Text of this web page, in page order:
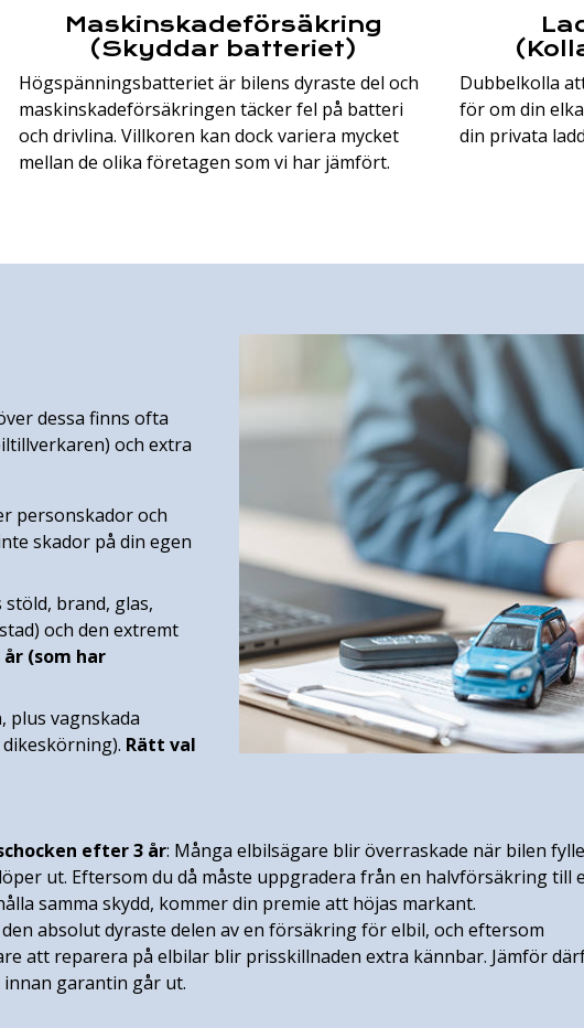
Maskinskadeförsäkring
(Skyddar batteriet)
Högspänningsbatteriet är bilens dyraste del och
maskinskadeförsäkringen täcker fel på batteri
och drivlina. Villkoren kan dock variera mycket
mellan de olika företagen som vi har jämfört.
Dubbelkolla
för om din
din privata
dessa finns ofta
och extra
personskador och
skador på din egen
brand, glas,
och den extremt
(som har
plus vagnskada
Rätt val
efter 3 år: Många elbilsägare blir överraskade när bilen
ut. Eftersom du då måste uppgradera från en halvförsäkring till
samma skydd, kommer din premie att höjas markant.
absolut dyraste delen av en försäkring för elbil, och eftersom
att reparera på elbilar blir prisskillnaden extra kännbar. Jämför
garantin går ut.